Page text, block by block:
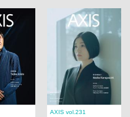
AXIS vol.231